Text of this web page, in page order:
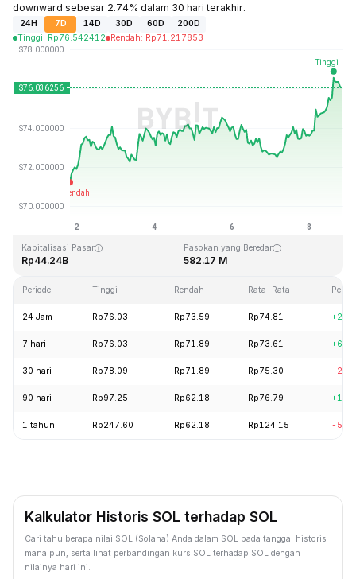
downward sebesar 2.74% dalam 30 hari terakhir.
24H 7D 14D 30D 60D
200D
Tinggi: Rp76.542412 Rendah: Rp71.217853
Terakhir Diperbarui: 2026-08-08, 19:48 GMT+0
Rekor Tertinggi (ATH)
Rp0.500801
Kapitalisasi Pasar
Rp44.24B
Pasokan yang Beredar
582.17 M
Periode Tinggi Rendah Rata-Rata
24 Jam Rp76.03 Rp73.59 Rp74.81
7 hari Rp76.03 Rp71.89 Rp73.61
30 hari Rp78.09 Rp71.89 Rp75.30 -
90 hari Rp97.25 Rp62.18 Rp76.79
1 tahun Rp247.60 Rp62.18 Rp124.15 -
Kalkulator Historis SOL terhadap SOL
Cari tahu berapa nilai SOL (Solana) Anda dalam SOL pada tanggal historis
mana pun, serta lihat perbandingan kurs SOL terhadap SOL dengan
nilainya hari ini.